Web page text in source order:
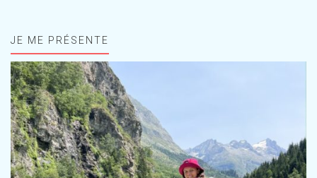
JE ME PRÉSENTE